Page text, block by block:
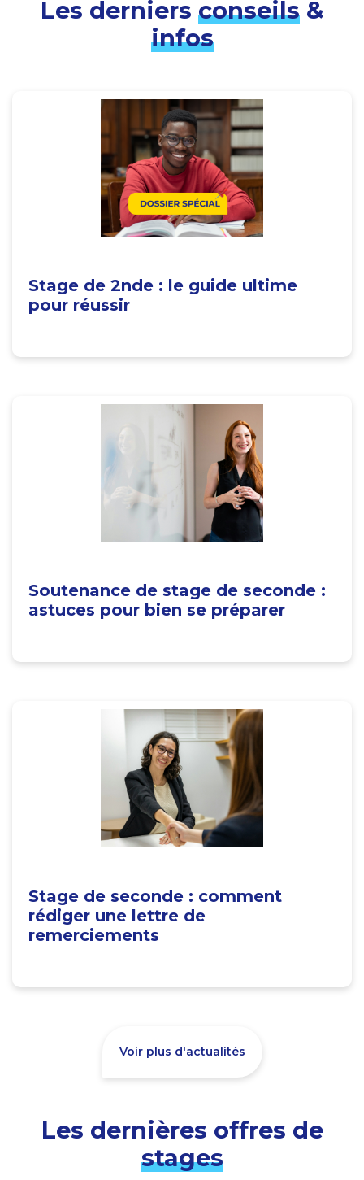
Les derniers conseils&
infos
Stage de 2nde : le guide ultime
pour réussir
Soutenance de stage de seconde :
astuces pour bien se préparer
Stage de seconde : comment
rédiger une lettre de
remerciements
Voir plus d'actualités
Les dernières offres de
stages